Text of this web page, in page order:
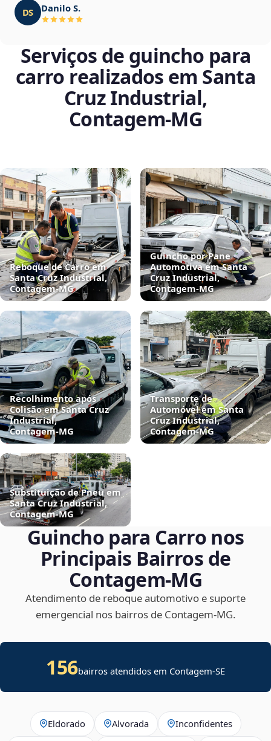
DS Danilo S.
Serviços de guincho para
carro realizados em Santa
Cruz Industrial,
Contagem‑MG
Reboque de Carro em
Santa Cruz Industrial,
Contagem‑MG
Guincho por Pane
Automotiva em Santa
Cruz Industrial,
Contagem‑MG
Recolhimento após
Colisão em Santa Cruz
Industrial,
Contagem‑MG
Transporte de
Automóvel em Santa
Cruz Industrial,
Contagem‑MG
Substituição de Pneu em
Santa Cruz Industrial,
Contagem‑MG
Guincho para Carro nos
Principais Bairros de
Contagem‑MG
Atendimento de reboque automotivo e suporte
emergencial nos bairros de Contagem‑MG.
156bairros atendidos em Contagem-SE
Eldorado Alvorada Inconfidentes